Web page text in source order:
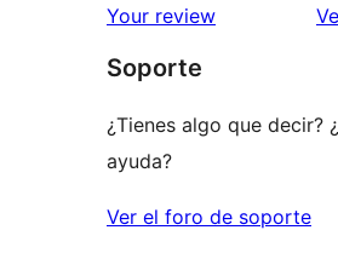
estrellas
de
estrellas
Your review
Soporte
¿Tienes algo que decir?
ayuda?
Ver el foro de soporte